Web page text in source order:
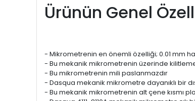
Ürünün Genel
- Mikrometrenin en önemli özelliği; 0.01 mm
- Bu mekanik mikrometrenin üzerinde
- Bu mikrometrenin mili paslanmazdır
- Dasqua mekanik mikrometre dayanıklı bir
- Bu mekanik mikrometrenin alt çene kısmı